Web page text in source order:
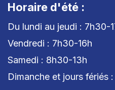
Horaire d'été :
Du lundi au jeudi : 7h30-
Vendredi :
Samedi : 8h30-13h
Dimanche et jours fériés